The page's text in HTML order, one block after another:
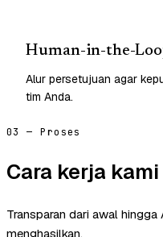
Human-in-the-
Alur persetujuan agar
tim Anda.
03 — Proses
Cara kerja kami
Transparan dari awal
menghasilkan.